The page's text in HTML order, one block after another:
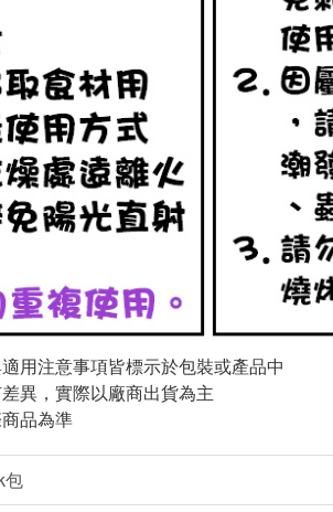
用注意事項皆標示於包裝或產品中
異，實際以廠商出貨為主
品為準
包